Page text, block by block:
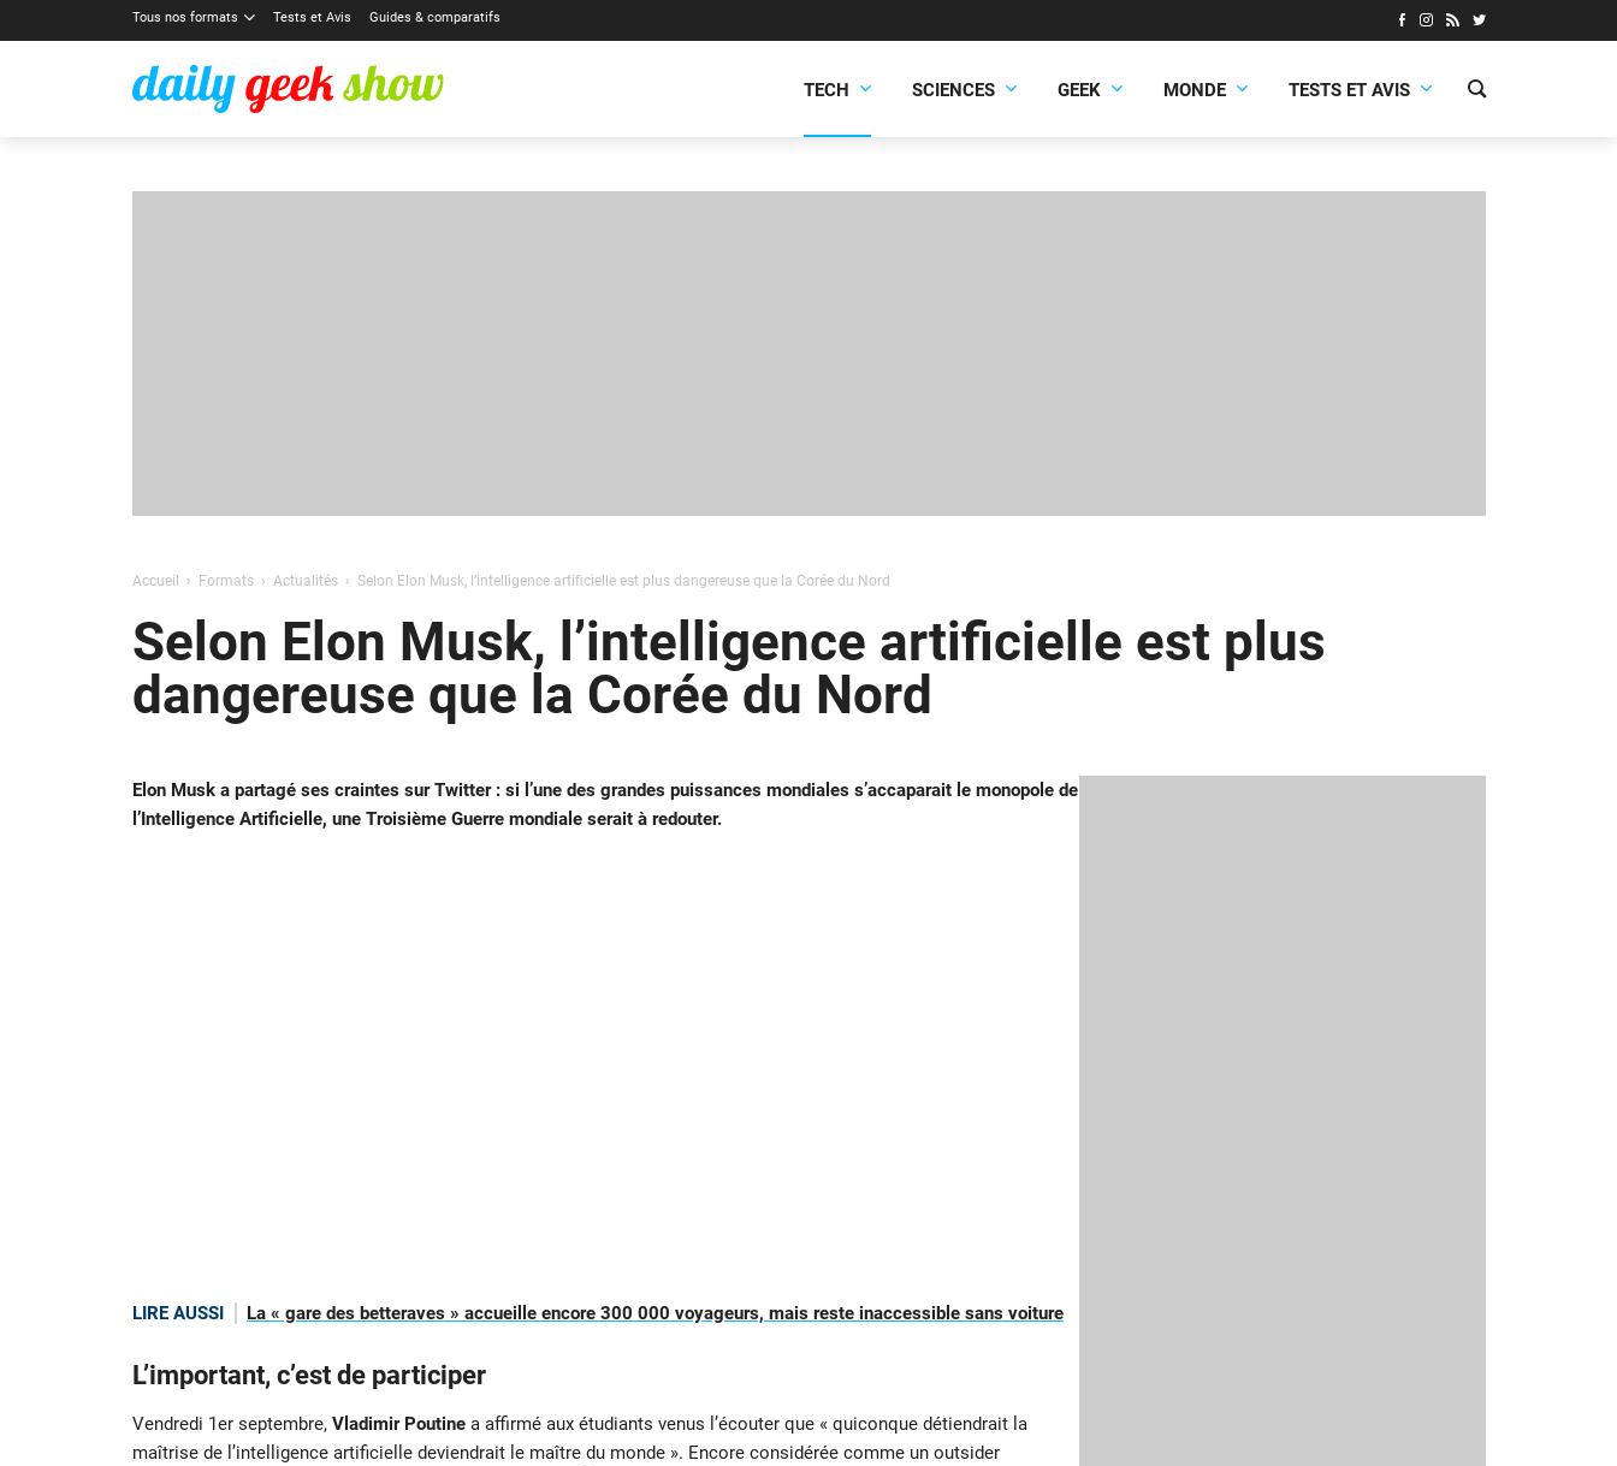
Tous nos formats Tests et Avis Guides & comparatifs
TECH SCIENCES GEEK MONDE TESTS ET AVIS
Accueil Formats Actualités Selon Elon Musk, l’intelligence artificielle est plus dangereuse que la Corée du Nord
Selon Elon Musk, l’intelligence artificielle est plus
dangereuse que la Corée du Nord
Elon Musk a partagé ses craintes sur Twitter : si l’une des grandes puissances mondiales s’accaparait le monopole de
l’Intelligence Artificielle, une Troisième Guerre mondiale serait à redouter.
LIRE AUSSI La « gare des betteraves » accueille encore 300 000 voyageurs, mais reste inaccessible sans voiture
L’important, c’est de participer
Vendredi 1er septembre, Vladimir Poutinea affirmé aux étudiants venus l’écouter que « quiconque détiendrait la
maîtrise de l’intelligence artificielle deviendrait le maître du monde ». Encore considérée comme un outsider